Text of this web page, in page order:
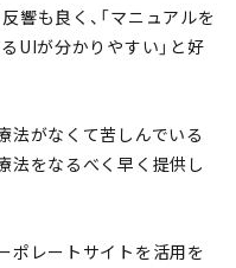
響も良く、「マニュアルを
UIが分かりやすい」と好
法がなくて苦しんでいる
法をなるべく早く提供し
ポレートサイトを活用を